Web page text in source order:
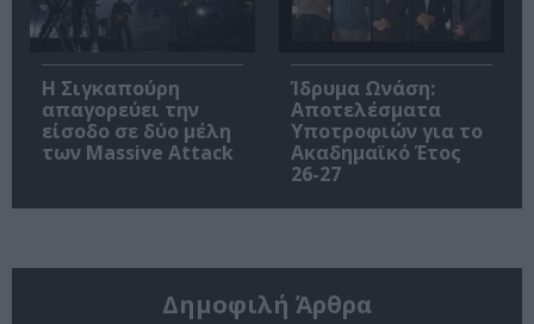
Η Σιγκαπούρη
απαγορεύει την
είσοδο σε δύο μέλη
των Massive Attack
Ίδρυμα Ωνάση:
Αποτελέσματα
Υποτροφιών για το
Ακαδημαϊκό Έτος
26-27
Δημοφιλή Άρθρα